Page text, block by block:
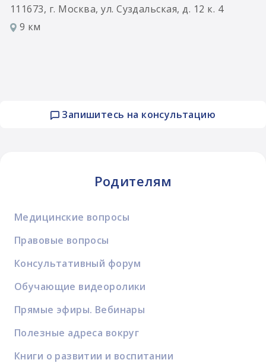
Запишитесь на консультацию
Родителям
Медицинские вопросы
Правовые вопросы
Консультативный форум
Обучающие видеоролики
Прямые эфиры. Вебинары
Полезные адреса вокруг
Книги о развитии и воспитании
111673, г. Москва, ул. Суздальская, д. 12 к. 4
9 км